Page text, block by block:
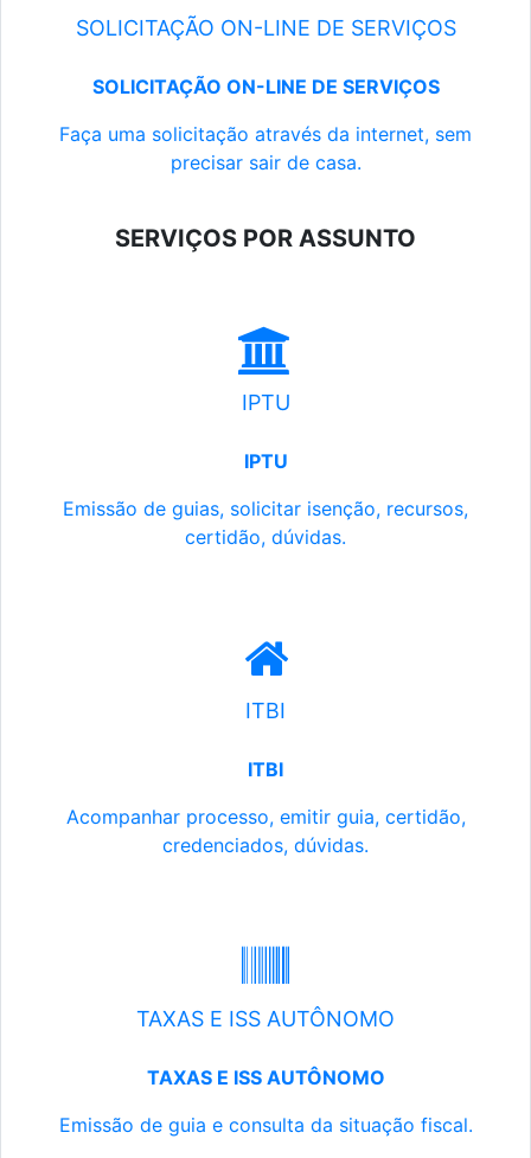
SOLICITAÇÃO ON-LINE DE SERVIÇOS
SOLICITAÇÃO ON-LINE DE SERVIÇOS
Faça uma solicitação através da internet, sem
precisar sair de casa.
SERVIÇOS POR ASSUNTO
IPTU
IPTU
Emissão de guias, solicitar isenção, recursos,
certidão, dúvidas.
ITBI
ITBI
Acompanhar processo, emitir guia, certidão,
credenciados, dúvidas.
TAXAS E ISS AUTÔNOMO
TAXAS E ISS AUTÔNOMO
Emissão de guia e consulta da situação fiscal.